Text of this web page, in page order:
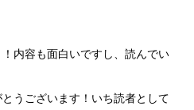
内容も面白いですし、読んでい
うございます！いち読者として